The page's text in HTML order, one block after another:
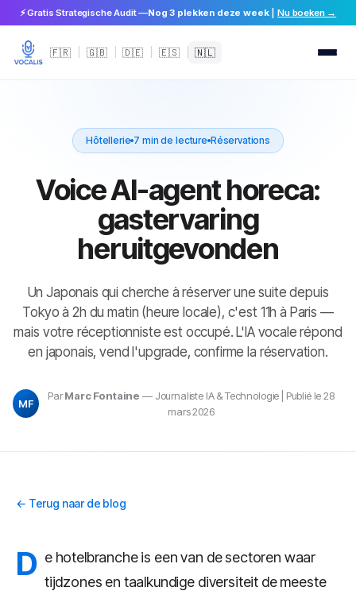
⚡ Gratis Strategische Audit —Nog 3 plekken deze week| Nu boeken →
🇫🇷 🇬🇧 🇩🇪 🇪🇸 🇳🇱
Hôtellerie 7 min de lecture Réservations
Voice AI-agent horeca:
gastervaring
heruitgevonden
Un Japonais qui cherche à réserver une suite depuis
Tokyo à 2h du matin (heure locale), c'est 11h à Paris —
mais votre réceptionniste est occupé. L'IA vocale répond
en japonais, vend l'upgrade, confirme la réservation.
MF
ParMarc Fontaine — Journaliste IA & Technologie | Publié le 28
mars 2026
← Terug naar de blog
D e hotelbranche is een van de sectoren waar
tijdzones en taalkundige diversiteit de meeste